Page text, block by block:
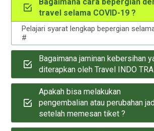
travel selama COVID-19 ?
Pelajari syarat lengkap bepergian
#
Bagaimana jaminan kebersihan
diterapkan oleh Travel INDO
Apakah bisa melakukan
pengembalian atau perubahan
setelah memesan tiket ?